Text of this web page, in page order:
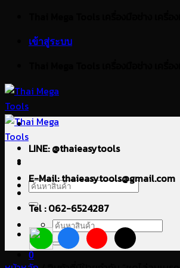
เข้าสู่ระบบ
ค้นหา:
ค้นหา:
0
LINE: @thaieasytools
E-Mail: thaieasytools@gmail.com
Tel : 062-6524287